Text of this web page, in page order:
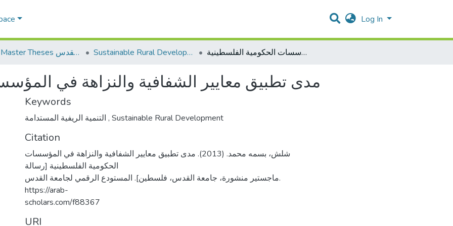
Log In
AQU Master Theses الرسائل الجامعية الخاصة بجامعة القدس Sustainable Rural Development التنمية الريفية المستدامة مدى تطبيق معايير الشفافية والنزاهة في المؤسسات الحكومية الفلسطينية
مدى تطبيق معايير الشفافية والنزاهة في
Keywords
, Sustainable Rural Development
Citation
شلش، بسمه محمد. (2013). مدى تطبيق معايير الشفافية والنزاهة في المؤسسات
الحكومية الفلسطينية [رسالة
ماجستير منشورة، جامعة القدس، فلسطين]. المستودع الرقمي لجامعة القدس.
https://arab-
scholars.com/f88367
URI